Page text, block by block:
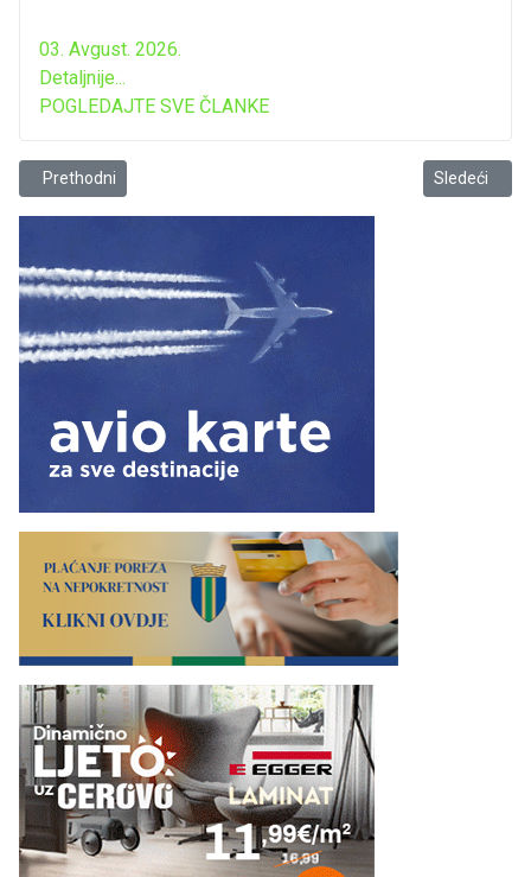
03. Avgust. 2026.
Detaljnije...
POGLEDAJTE SVE ČLANKE
Prethodni članak: Barska policija rasvijetlila 16 teških krađa!
Prethodni Sledeći
Sledeći